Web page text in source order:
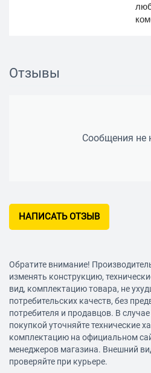
Отзывы
Сообщения не
НАПИСАТЬ ОТЗЫВ
Обратите внимание!
изменять конструкцию,
вид, комплектацию товара, не
потребительских качеств, без
потребителя и продавцов. В
покупкой уточняйте технические
комплектацию на официальном
менеджеров магазина. Внешний
проверяйте при курьере.